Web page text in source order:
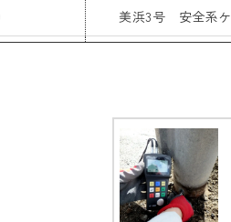
美浜3号 安全系
総Ａ除）社会資本
石津下処理場護岸
名古屋線富吉・